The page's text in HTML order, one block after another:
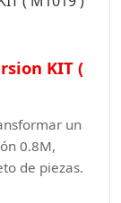
KIT (
un
0.8M,
de piezas.